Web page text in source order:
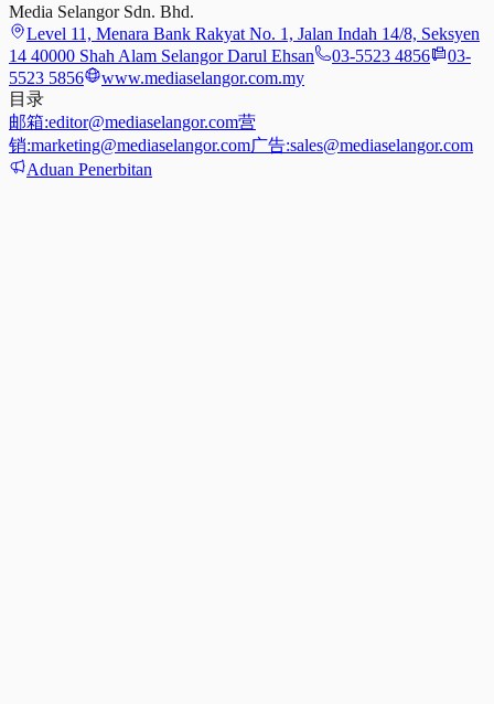
Media Selangor Sdn. Bhd.
Level 11, Menara Bank Rakyat No. 1, Jalan Indah 14/8, Seksyen
14 40000 Shah Alam Selangor Darul Ehsan
03-5523 4856
03-
5523 5856
www.mediaselangor.com.my
目录
邮箱:editor@mediaselangor.com营
销:marketing@mediaselangor.com广告:sales@mediaselangor.com
Aduan Penerbitan